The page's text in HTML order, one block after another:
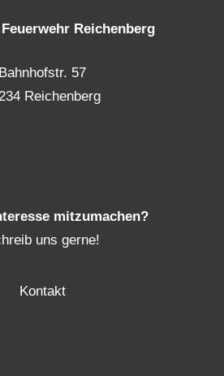
Reichenberg
Bahnhofstr. 57
Reichenberg
mitzumachen?
uns gerne!
Kontakt